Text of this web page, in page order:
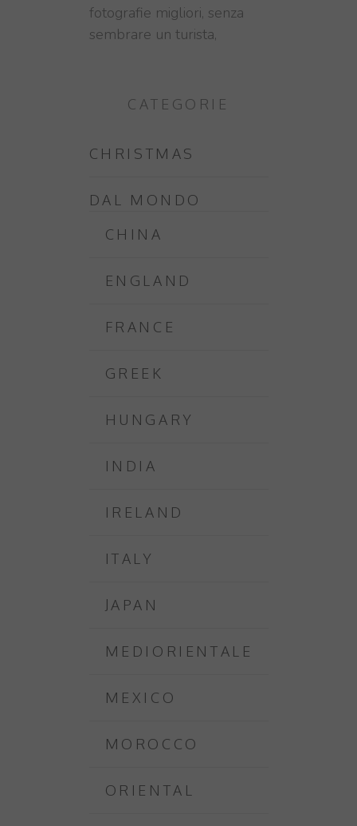
fotografie migliori, senza
sembrare un turista,
CATEGORIE
CHRISTMAS
DAL MONDO
CHINA
ENGLAND
FRANCE
GREEK
HUNGARY
INDIA
IRELAND
ITALY
JAPAN
MEDIORIENTALE
MEXICO
MOROCCO
ORIENTAL